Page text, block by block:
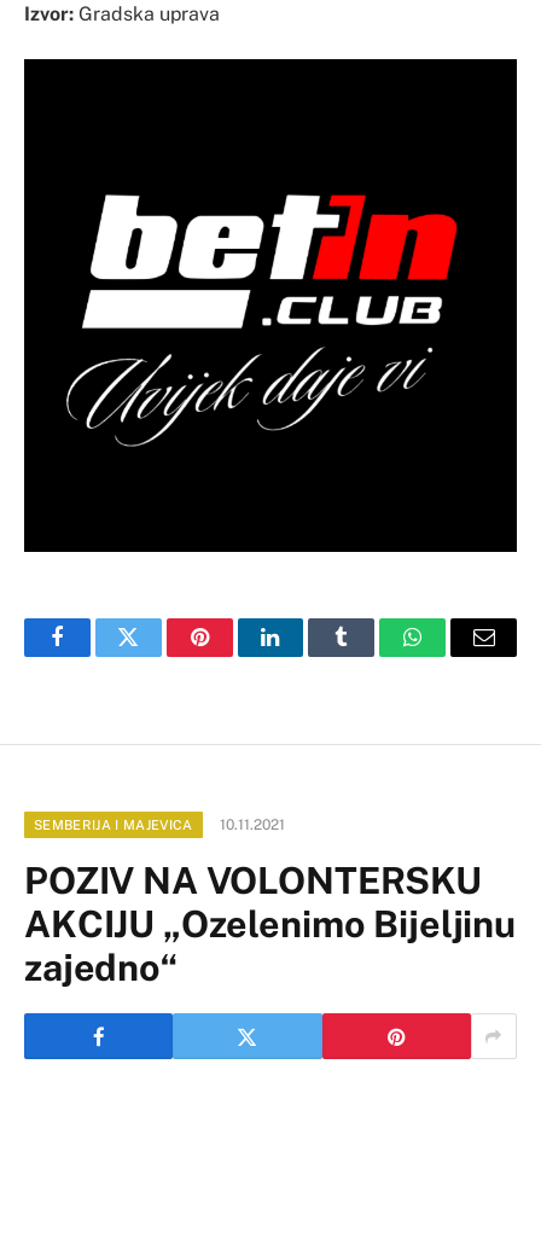
Izvor: Gradska uprava
FacebookTwitter PinterestLinkedInTumblr WhatsAppEmail
SEMBERIJA I MAJEVICA 10.11.2021
POZIV NA VOLONTERSKU
AKCIJU „Ozelenimo Bijeljinu
zajedno“